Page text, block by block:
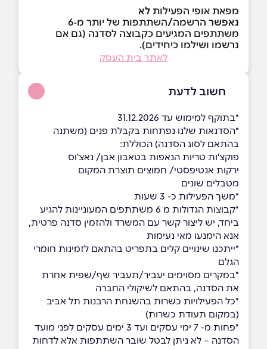
מפאת אופי הפעילות לא
נאפשר הרשמה/
השתתפות של יותר מ-6
משתתפים המגיעים כקבוצה לסדנה (גם אם
נרשמו ושילמו כיחידים).
לאתר בית העסק
חשוב לדעת
*בתוקף למימוש עד 31.12.2026
*הסדנאות שלנו נפתחות בקבלת פנים (משתנה
בהתאם לסוג הסדנה) הכוללת:
פוקצ'ות טריות הנאפות בטאבון אבן/ נאצ'וס
ירקות אנטיפסטי/ חמוצים תוצרת המקום
מטבלים שונים
*משך הפעילות כ- 3 שעות
*קבוצות הגדולות מ 6 משתתפים המעוניינות להגיע
ביחד, יש ליצור קשר עם המשרד ולהזמין סדנה פרטית,
אנא הימנעו מאי נעימות
*ייתכנו שינויים קלים בתפריט בהתאם לזמינות חומרי
הגלם
*במקרים מסוימים יעביר/תעביר שף/שפית אחרת
את הסדנה, בהתאם לשיקולי החברה
*כל הפעילויות כשרות בהשגחת הרבנות תל אביב
(במקום תעודת כשרות)
*פחות מ- 7 ימי עסקים ועד 3 ימים עסקים לפני מועד
הסדנה – לא ניתן לבטל שובר השתתפות אלא לדחות